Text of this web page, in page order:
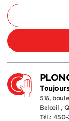
516,
Belœil ,
Tél.: 450-